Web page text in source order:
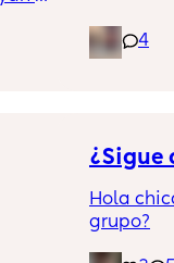
4
¿Sigue
Hola
grupo?